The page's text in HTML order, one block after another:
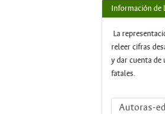
Información de
La
releer cifras
y dar cuenta de
fatales.
Autoras-